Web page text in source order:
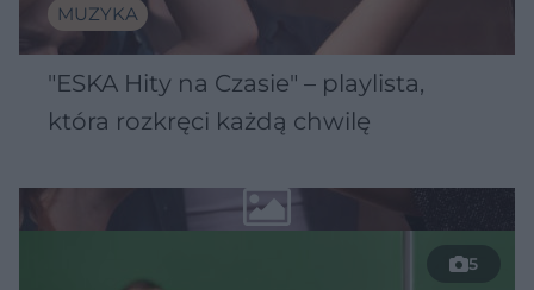
MUZYKA
"ESKA Hity na Czasie" – playlista,
która rozkręci każdą chwilę
5